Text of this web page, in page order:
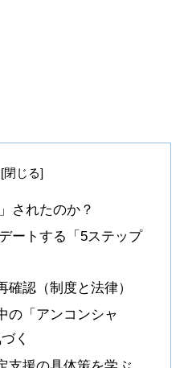
されたのか？
ートする「5ステップ
確認（制度と法律）
の「アンコンシャ
く